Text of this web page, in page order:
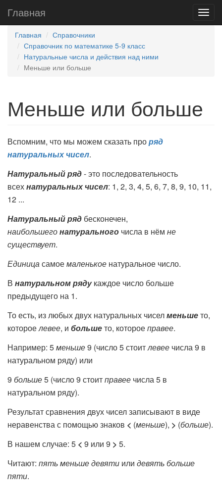
Главная
Главная
Справочники
Справочник по математике 5-9 класс
Натуральные числа и действия над ними
Меньше или больше
Меньше или больше
Вспомним, что мы можем сказать проряд
натуральных чисел.
Натуральный ряд- это последовательность
всехнатуральных чисел: 1, 2, 3, 4, 5, 6, 7, 8, 9, 10, 11,
12 ...
Натуральный ряд бесконечен,
наибольшегонатурального числа в нём не
существует.
Единицасамоемаленькое натуральное число.
В натуральном рядукаждое число больше
предыдущего на 1.
То есть, из любых двух натуральных чиселменьшето,
котороелевее, и большето, котороеправее.
Например: 5меньше9 (число 5 стоитлевее числа 9 в
натуральном ряду) или
9 больше5 (число 9 стоитправее числа 5 в
натуральном ряду).
Результат сравнения двух чисел записывают в виде
неравенства с помощью знаков < (меньше), > (больше).
В нашем случае: 5 < 9 или 9 > 5.
Читают: пять меньше девяти или девять больше
пяти.